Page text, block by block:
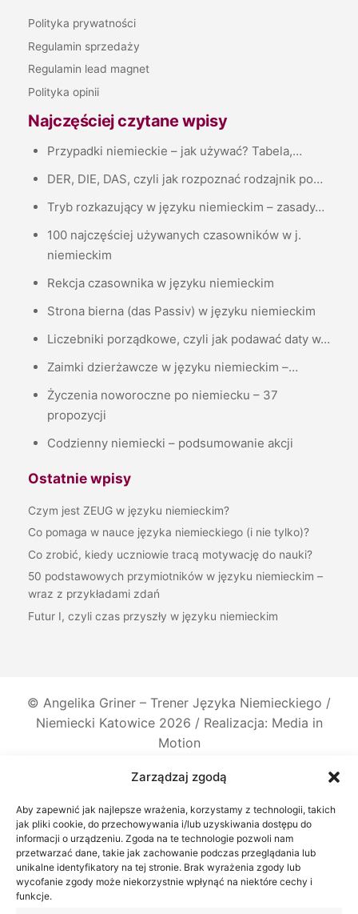
Zarządzaj zgodą
Aby zapewnić jak najlepsze wrażenia, korzystamy z technologii, takich
jak pliki cookie, do przechowywania i/lub uzyskiwania dostępu do
informacji o urządzeniu. Zgoda na te technologie pozwoli nam
przetwarzać dane, takie jak zachowanie podczas przeglądania lub
unikalne identyfikatory na tej stronie. Brak wyrażenia zgody lub
wycofanie zgody może niekorzystnie wpłynąć na niektóre cechy i
funkcje.
Polityka prywatności
Regulamin sprzedaży
Regulamin lead magnet
Polityka opinii
Najczęściej czytane wpisy
Przypadki niemieckie – jak używać? Tabela,…
DER, DIE, DAS, czyli jak rozpoznać rodzajnik po…
Tryb rozkazujący w języku niemieckim – zasady…
100 najczęściej używanych czasowników w j.
niemieckim
Rekcja czasownika w języku niemieckim
Strona bierna (das Passiv) w języku niemieckim
Liczebniki porządkowe, czyli jak podawać daty w…
Zaimki dzierżawcze w języku niemieckim –…
Życzenia noworoczne po niemiecku – 37
propozycji
Codzienny niemiecki – podsumowanie akcji
Ostatnie wpisy
Czym jest ZEUG w języku niemieckim?
Co pomaga w nauce języka niemieckiego (i nie tylko)?
Co zrobić, kiedy uczniowie tracą motywację do nauki?
50 podstawowych przymiotników w języku niemieckim –
wraz z przykładami zdań
Futur I, czyli czas przyszły w języku niemieckim
© Angelika Griner – Trener Języka Niemieckiego /
Niemiecki Katowice2026 / Realizacja: Media in
Motion